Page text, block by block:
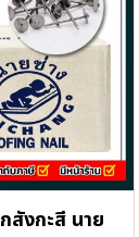
สังกะสี นาย